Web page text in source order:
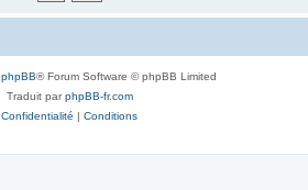
phpBB® Forum Software © phpBB Limited
Traduit parphpBB-fr.com
Confidentialité | Conditions